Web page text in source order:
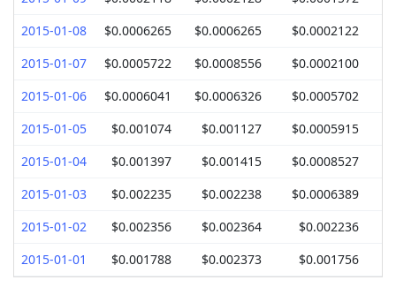
2015-01-08
$0.0006265 $0.0006265 $0.0002122
2015-01-07
$0.0005722 $0.0008556 $0.0002100
2015-01-06
$0.0006041 $0.0006326 $0.0005702
2015-01-05
$0.001074 $0.001127 $0.0005915
2015-01-04
$0.001397 $0.001415 $0.0008527
2015-01-03
$0.002235 $0.002238 $0.0006389
2015-01-02
$0.002356 $0.002364 $0.002236
2015-01-01
$0.001788 $0.002373 $0.001756